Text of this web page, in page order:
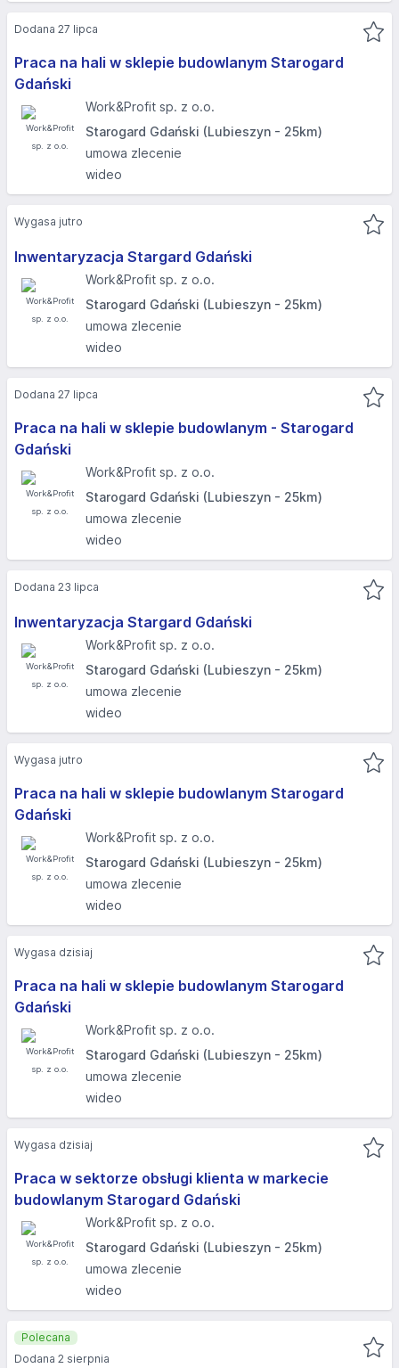
Praca na hali w sklepie budowlanym Starogard
Gdański
Work&Profit sp. z o.o.
Starogard Gdański (Lubieszyn - 25km)
umowa zlecenie
wideo
Dodana 27 lipca
Inwentaryzacja Stargard Gdański
Work&Profit sp. z o.o.
Starogard Gdański (Lubieszyn - 25km)
umowa zlecenie
wideo
Wygasa jutro
Praca na hali w sklepie budowlanym - Starogard
Gdański
Work&Profit sp. z o.o.
Starogard Gdański (Lubieszyn - 25km)
umowa zlecenie
wideo
Dodana 27 lipca
Inwentaryzacja Stargard Gdański
Work&Profit sp. z o.o.
Starogard Gdański (Lubieszyn - 25km)
umowa zlecenie
wideo
Dodana 23 lipca
Praca na hali w sklepie budowlanym Starogard
Gdański
Work&Profit sp. z o.o.
Starogard Gdański (Lubieszyn - 25km)
umowa zlecenie
wideo
Wygasa jutro
Praca na hali w sklepie budowlanym Starogard
Gdański
Work&Profit sp. z o.o.
Starogard Gdański (Lubieszyn - 25km)
umowa zlecenie
wideo
Wygasa dzisiaj
Praca w sektorze obsługi klienta w markecie
budowlanym Starogard Gdański
Work&Profit sp. z o.o.
Starogard Gdański (Lubieszyn - 25km)
umowa zlecenie
wideo
Wygasa dzisiaj
Polecana
Dodana 2 sierpnia